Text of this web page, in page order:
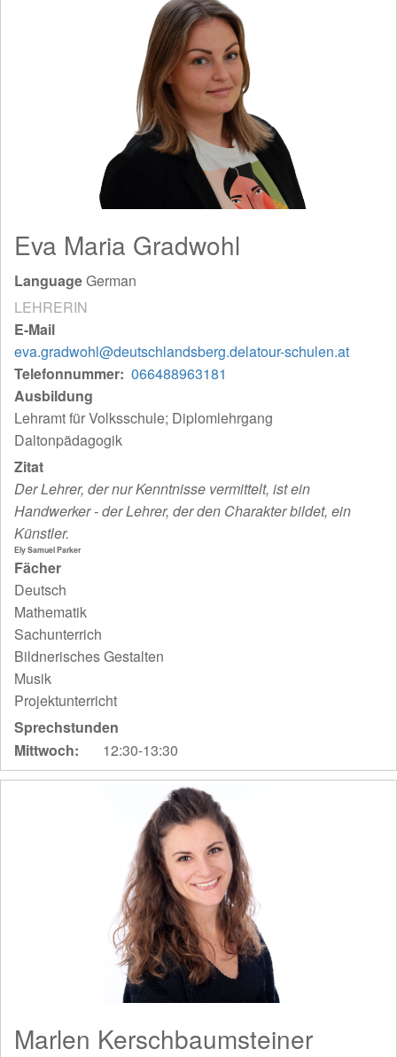
Eva Maria Gradwohl
LanguageGerman
LEHRERIN
E-Mail
eva.gradwohl@deutschlandsberg.delatour-schulen.at
Telefonnummer 066488963181
Ausbildung
Lehramt für Volksschule; Diplomlehrgang
Daltonpädagogik
Zitat
Der Lehrer, der nur Kenntnisse vermittelt, ist ein
Handwerker - der Lehrer, der den Charakter bildet, ein
Künstler.
Ely Samuel Parker
Fächer
Deutsch
Mathematik
Sachunterrich
Bildnerisches Gestalten
Musik
Projektunterricht
Sprechstunden
Mittwoch:
12:30-13:30
Marlen Kerschbaumsteiner